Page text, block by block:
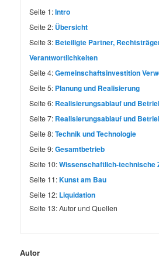
Seite 1:Intro
Seite 2: Übersicht
Seite 3: Beteiligte Partner,
Verantwortlichkeiten
Seite 4:Gemeinschaftsinvestition
Seite 5: Planung und Realisierung
Seite 6: Realisierungsablauf und
Seite 7: Realisierungsablauf und
Seite 8:Technik und Technologie
Seite 9:Gesamtbetrieb
Seite 10:Wissenschaftlich-technische
Seite 11:Kunst am Bau
Seite 12: Liquidation
Seite 13:Autor und Quellen
Autor